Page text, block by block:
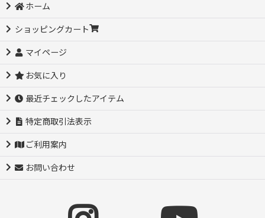
ホーム
ショッピングカート
マイページ
お気に入り
最近チェックしたアイテム
特定商取引法表示
ご利用案内
お問い合わせ